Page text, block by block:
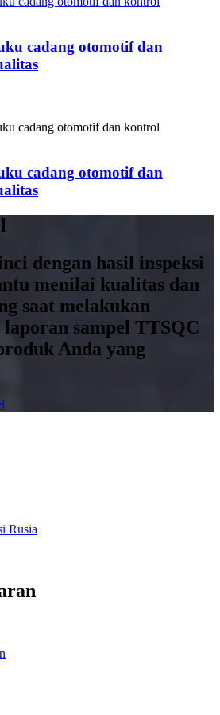
cadang otomotif dan
cadang otomotif dan
dengan hasil inspeksi
menilai kualitas dan
saat melakukan
sampel TTSQC
Anda yang
Rusia